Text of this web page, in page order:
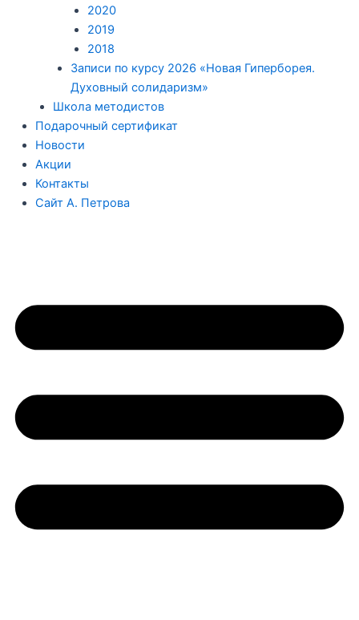
2020
2019
2018
Записи по курсу 2026 «Новая Гиперборея.
Духовный солидаризм»
Школа методистов
Подарочный сертификат
Новости
Акции
Контакты
Сайт А. Петрова